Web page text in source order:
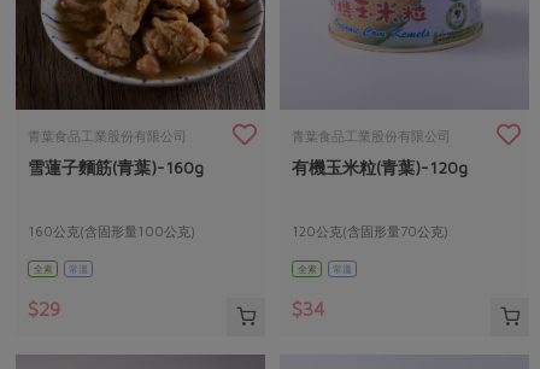
青葉食品工業股份有限公司
雪蓮子麵筋(青葉)-160g
160公克(含固形量100公克)
全素 常溫
$29
青葉食品工業股份有限公司
有機玉米粒(青葉)-120g
120公克(含固形量70公克)
全素 常溫
$34